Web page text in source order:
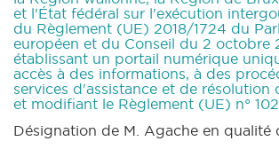
et l'État fédéral sur l'exécution
du Règlement (UE) 2018/1724 du
européen et du Conseil du 2 octobre
établissant un portail numérique
accès à des informations, à des
services d'assistance et de résolution
et modifiant le Règlement (UE) n°
Désignation de M. Agache en qualité